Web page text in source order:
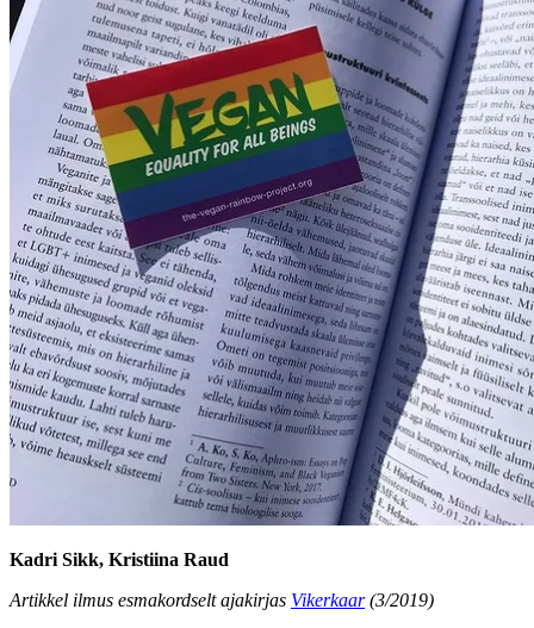
Kadri Sikk, Kristiina Raud
Artikkel ilmus esmakordselt ajakirjas Vikerkaar(3/2019)